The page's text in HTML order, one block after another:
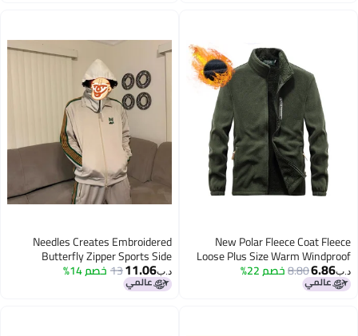
New Polar Fleece Coat
Loose Plus Size Warm
Fleece-Lined Thickened
Collar Sweater
6.86
8.80خصم 22%
Needles Creates Embroidered
Butterfly Zipper Sports Side
Stripesd Jacket Casual Stand Collar
Jacket For Men And Women
11.06
13خصم 14%